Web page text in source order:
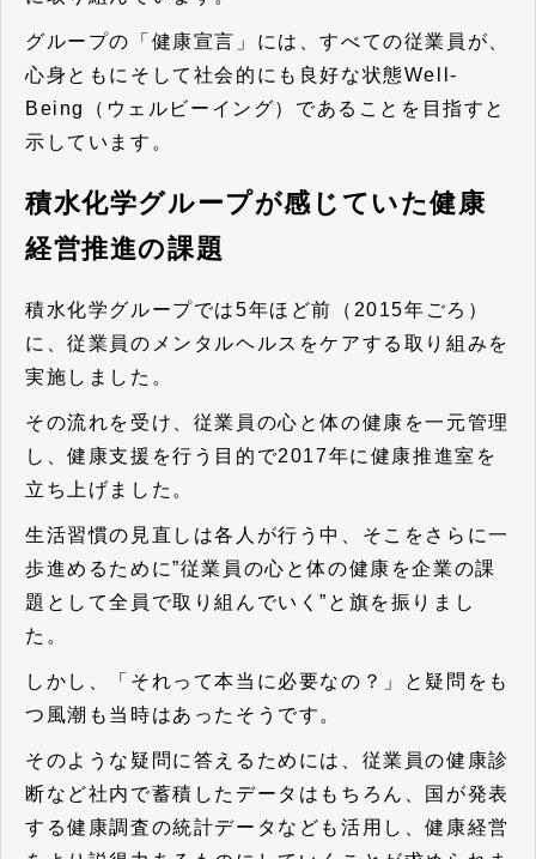
グループの「健康宣言」には、すべての従業員が、
心身ともにそして社会的にも良好な状態Well-
Being（ウェルビーイング）であることを目指す と
示しています。
積水化学グループが感じていた健康
経営推進の課題
積水化学グループでは5年ほど前（2015年ごろ）
に、従業員のメンタルヘルスをケアする取り組みを
実施しました。
その流れを受け、従業員の心と体の健康を一元管理
し、健康支援を行う目的で2017年に健康推進室を
立ち上げました。
生活習慣の見直しは各人が行う中、そこをさらに一
歩進めるために”従業員の心と体の健康を企業の課
題として全員で取り組んでいく”と旗を振りまし
た。
しかし、「それって本当に必要なの？」と疑問をも
つ風潮も当時はあったそうです。
そのような疑問に答えるためには、従業員の健康診
断など社内で蓄積したデータはもちろん、国が発表
する健康調査の統計データなども活用し、健康経営